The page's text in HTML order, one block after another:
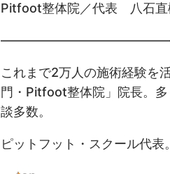
Pitfoot整体院／代表 八石直
—————————————–
これまで2万人の施術経験を
門・Pitfoot整体院」院長。
談多数。
ピットフット・スクール代表。